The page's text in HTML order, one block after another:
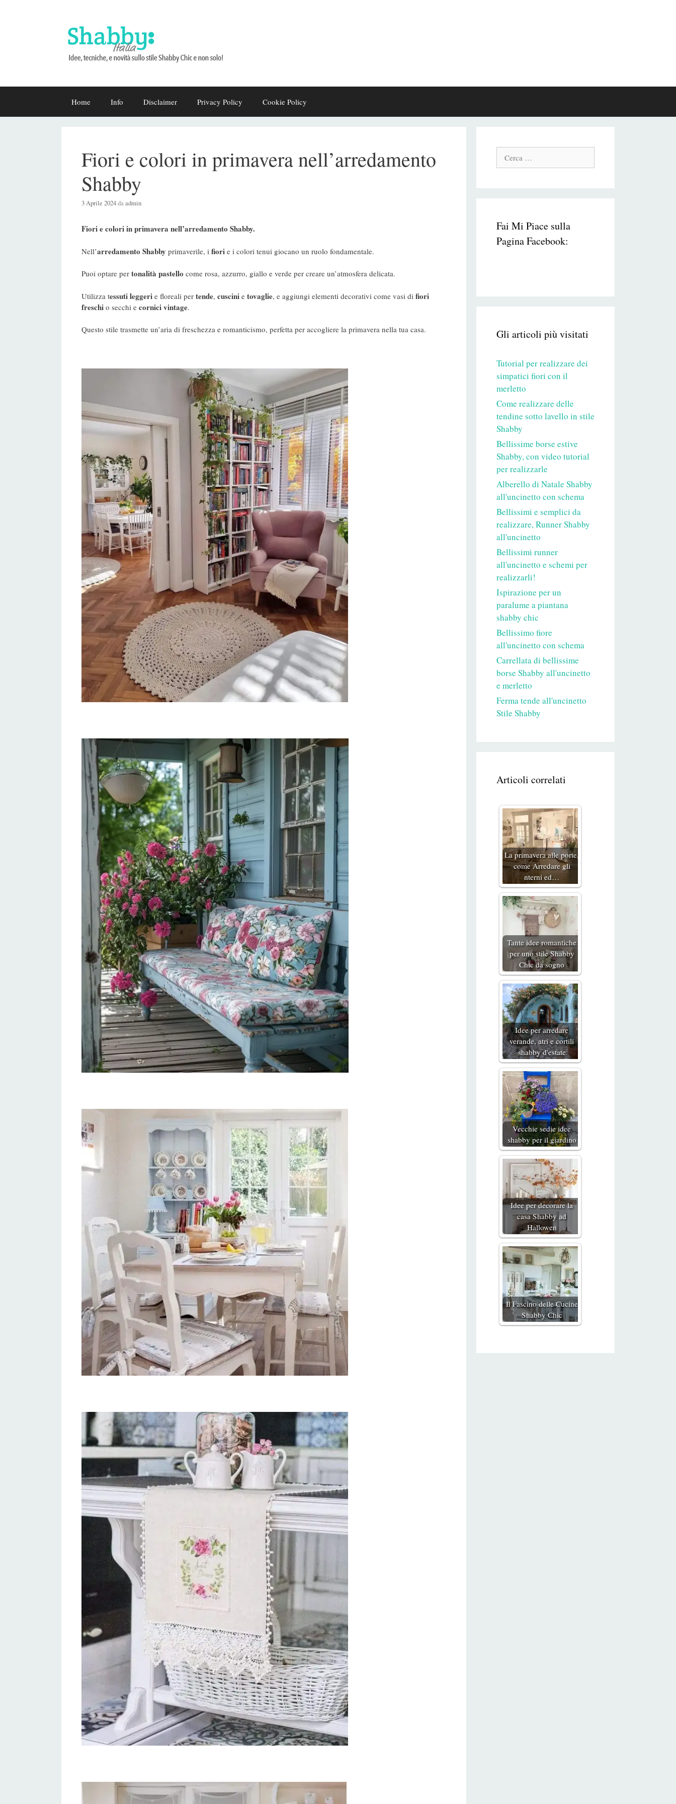
Home Info Disclaimer Privacy Policy Cookie Policy
Fiori e colori in primavera nell’arredamento
Shabby
3 Aprile 2024daadmin
Fiori e colori in primavera nell’arredamento Shabby.
Nell’arredamento Shabby primaverile, i fiori e i colori tenui giocano un ruolo fondamentale.
Puoi optare per tonalità pastello come rosa, azzurro, giallo e verde per creare un’atmosfera delicata.
Utilizza tessuti leggeri e floreali per tende, cuscini e tovaglie, e aggiungi elementi decorativi come vasi di fiori
freschi o secchi e cornici vintage.
Questo stile trasmette un’aria di freschezza e romanticismo, perfetta per accogliere la primavera nella tua casa.
Cerca:
Fai Mi Piace sulla
Pagina Facebook:
Gli articoli più visitati
Tutorial per realizzare dei
simpatici fiori con il
merletto
Come realizzare delle
tendine sotto lavello in stile
Shabby
Bellissime borse estive
Shabby, con video tutorial
per realizzarle
Alberello di Natale Shabby
all'uncinetto con schema
Bellissimi e semplici da
realizzare, Runner Shabby
all'uncinetto
Bellissimi runner
all'uncinetto e schemi per
realizzarli!
Ispirazione per un
paralume a piantana
shabby chic
Bellissimo fiore
all'uncinetto con schema
Carrellata di bellissime
borse Shabby all'uncinetto
e merletto
Ferma tende all'uncinetto
Stile Shabby
Articoli correlati
La primavera alle porte,
come Arredare gli
nterni ed…
Tante idee romantiche
per uno stile Shabby
Chic da sogno
Idee per arredare
verande, atri e cortili
shabby d'estate
Vecchie sedie idee
shabby per il giardino
Idee per decorare la
casa Shabby ad
Hallowen
Il Fascino delle Cucine
Shabby Chic